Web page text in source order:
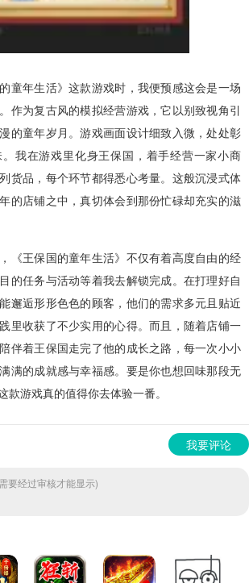
童年生活》这款游戏时，我便预感这会是一场
作为复古风的模拟经营游戏，它以别致视角引
的童年岁月。游戏画面设计细致入微，处处彰
我在游戏里化身王保国，着手经营一家小商
货品，每个环节都得悉心考量。这般沉浸式体
的店铺之中，真切体会到那份忙碌却充实的滋
《王保国的童年生活》不仅有着高度自由的经
的任务与活动等着我去解锁完成。在打理好自
邂逅形形色色的顾客，他们的需求多元且贴近
里收获了不少实用的心得。而且，随着店铺一
伴着王保国走完了他的成长之路，每一次小小
满的成就感与幸福感。要是你也想回味那段无
款游戏真的值得你去体验一番。
我要评论
要经过审核才能显示)